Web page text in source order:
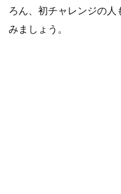
ろん、初チャレンジの
みましょう。